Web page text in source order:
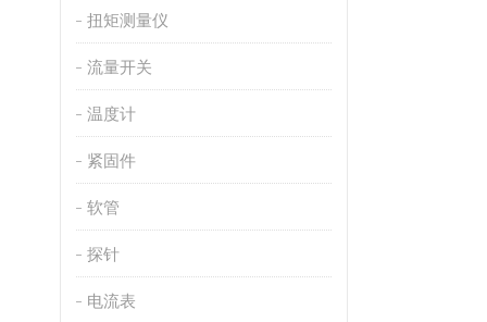
扭矩测量仪
流量开关
温度计
紧固件
软管
探针
电流表